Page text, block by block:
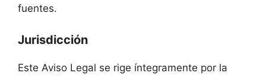
fuentes.
Jurisdicción
Este Aviso Legal se rige íntegramente por la